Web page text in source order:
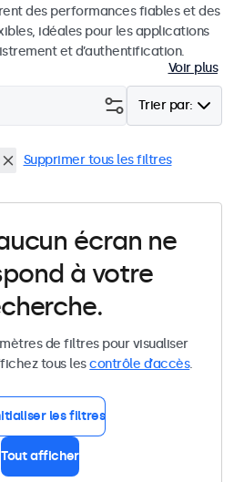
des performances fiables et des
idéales pour les applications
et d’authentification.
Voir plus
Trier par:
Supprimer tous les filtres
écran ne
à votre
de filtres pour visualiser
tous lescontrôle d’accès.
les filtres
Tout afficher